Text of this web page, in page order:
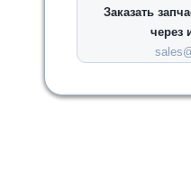
Заказать
через